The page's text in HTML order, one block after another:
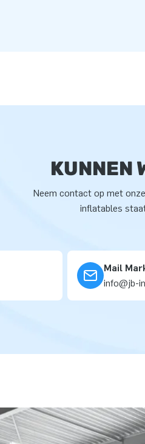
KUNNEN
Neem contact op met
inflatables
Mail
info@jb-